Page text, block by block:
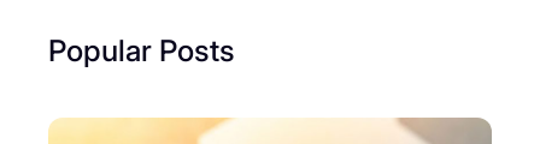
Popular Posts